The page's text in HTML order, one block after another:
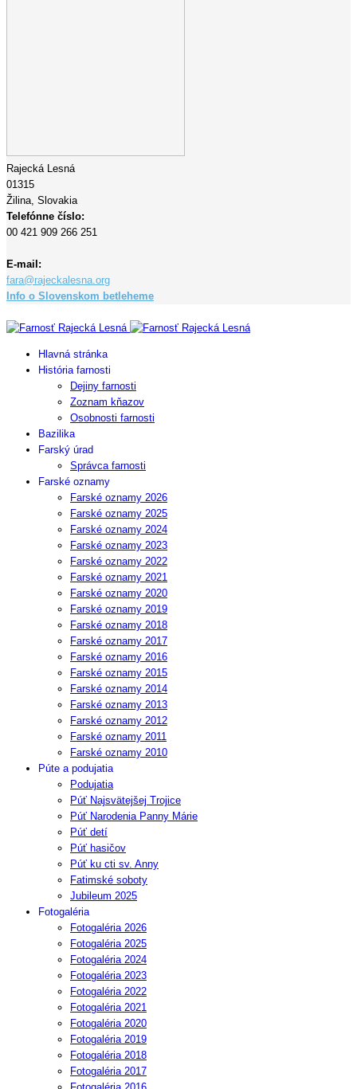
Rajecká Lesná
01315
Žilina, Slovakia
Telefónne číslo:
00 421 909 266 251
E-mail:
fara@rajeckalesna.org
Info o Slovenskom betleheme
Hlavná stránka
História farnosti
Dejiny farnosti
Zoznam kňazov
Osobnosti farnosti
Bazilika
Farský úrad
Správca farnosti
Farské oznamy
Farské oznamy 2026
Farské oznamy 2025
Farské oznamy 2024
Farské oznamy 2023
Farské oznamy 2022
Farské oznamy 2021
Farské oznamy 2020
Farské oznamy 2019
Farské oznamy 2018
Farské oznamy 2017
Farské oznamy 2016
Farské oznamy 2015
Farské oznamy 2014
Farské oznamy 2013
Farské oznamy 2012
Farské oznamy 2011
Farské oznamy 2010
Púte a podujatia
Podujatia
Púť Najsvätejšej Trojice
Púť Narodenia Panny Márie
Púť detí
Púť hasičov
Púť ku cti sv. Anny
Fatimské soboty
Jubileum 2025
Fotogaléria
Fotogaléria 2026
Fotogaléria 2025
Fotogaléria 2024
Fotogaléria 2023
Fotogaléria 2022
Fotogaléria 2021
Fotogaléria 2020
Fotogaléria 2019
Fotogaléria 2018
Fotogaléria 2017